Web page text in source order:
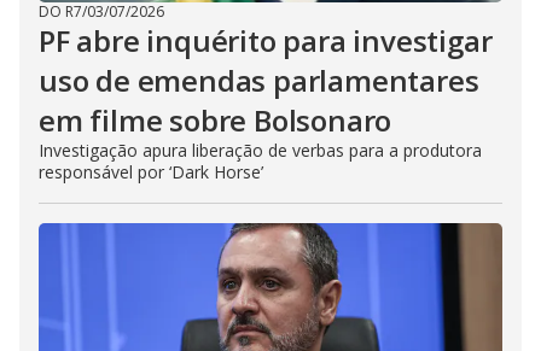
DO R7/03/07/2026
PF abre inquérito para investigar
uso de emendas parlamentares
em filme sobre Bolsonaro
Investigação apura liberação de verbas para a produtora
responsável por ‘Dark Horse’